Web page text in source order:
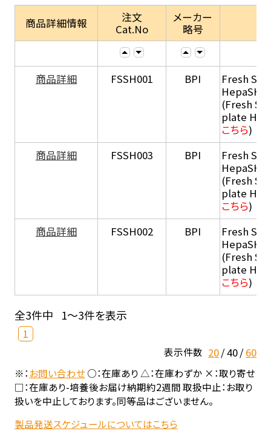
商品詳細情報
注文
Cat.No
メーカー
略号
商品詳細 FSSH001 BPI
Fresh
HepaSH®
(Fresh
plate
こちら)
商品詳細
FSSH003 BPI
Fresh
HepaSH®
(Fresh
plate
こちら)
商品詳細
FSSH002 BPI
Fresh
HepaSH®
(Fresh
plate
こちら)
全3件中 1～3件を表示
1
表示件数 20 40 60
※：お問い合わせ○：在庫あり △：在庫わずか ×：取り寄せ
□：在庫あり-培養後お届け納期約2週間 取扱中止：お取り
扱いを中止しております。同等品はございません。
製品発送スケジュールについてはこちら